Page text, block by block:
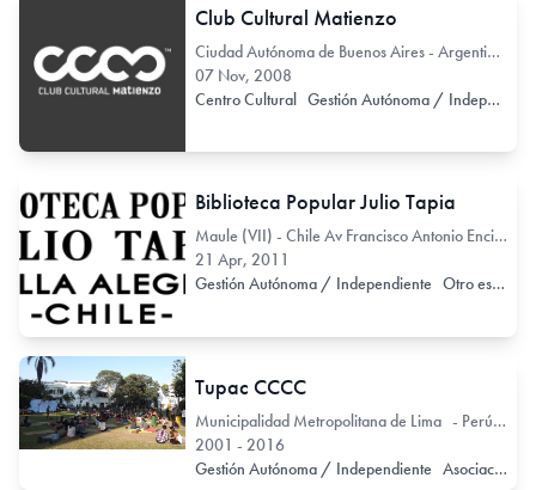
Club Cultural Matienzo
Ciudad Autónoma de Buenos Aires - Argentina Pringles 1249
07 Nov, 2008
Centro Cultural Gestión Autónoma / Independiente
Biblioteca Popular Julio Tapia
Maule (VII) - Chile Av Francisco Antonio Encina 21
21 Apr, 2011
Gestión Autónoma / Independiente Otro espacio no exclusivo de arte
Tupac CCCC
Municipalidad Metropolitana de Lima - Perú Calle 2 de Mayo 253 Barranco
2001 - 2016
Gestión Autónoma / Independiente Asociación